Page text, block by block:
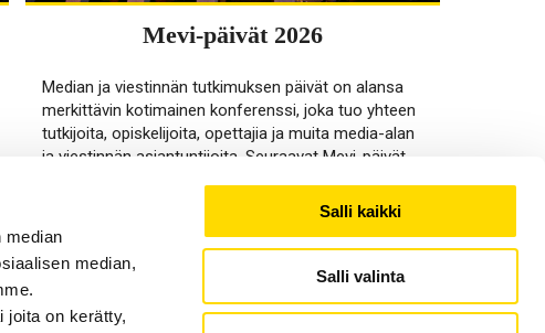
median
median,
joita on kerätty,
Salli kaikki
Salli valinta
Mevi-päivät 2026
Median ja viestinnän tutkimuksen päivät on alansa
merkittävin kotimainen konferenssi, joka tuo yhteen
tutkijoita, opiskelijoita, opettajia ja muita media-alan
ja viestinnän asiantuntijoita. Seuraavat Mevi-päivät
Go to site